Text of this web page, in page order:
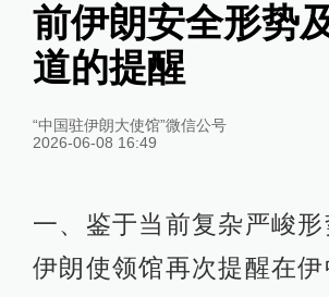
前伊朗安全形势
道的提醒
“中国驻伊朗大使馆”微信公号
2026-06-08 16:49
一、鉴于当前复杂严峻
伊朗使领馆再次提醒在